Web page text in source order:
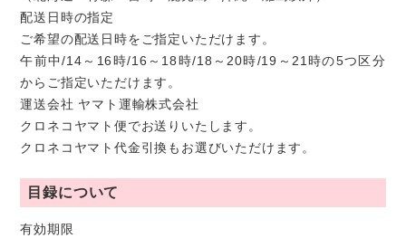
配送日時の指定
ご希望の配送日時をご指定いただけます。
午前中/14～16時/16～18時/18～20時/19～21時の5つ区分
からご指定いただけます。
運送会社 ヤマト運輸株式会社
クロネコヤマト便でお送りいたします。
クロネコヤマト代金引換もお選びいただけます。
目録について
有効期限